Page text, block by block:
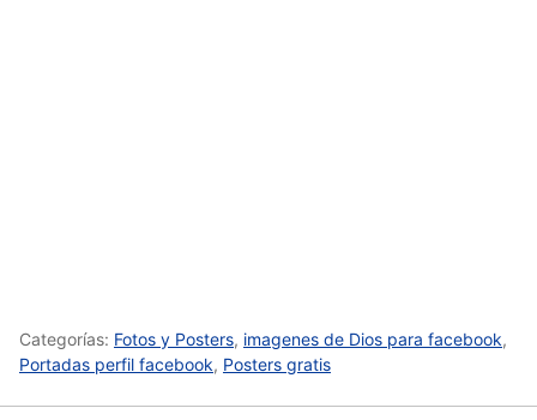
Categorías: Fotos y Posters, imagenes de Dios para facebook,
Portadas perfil facebook, Posters gratis